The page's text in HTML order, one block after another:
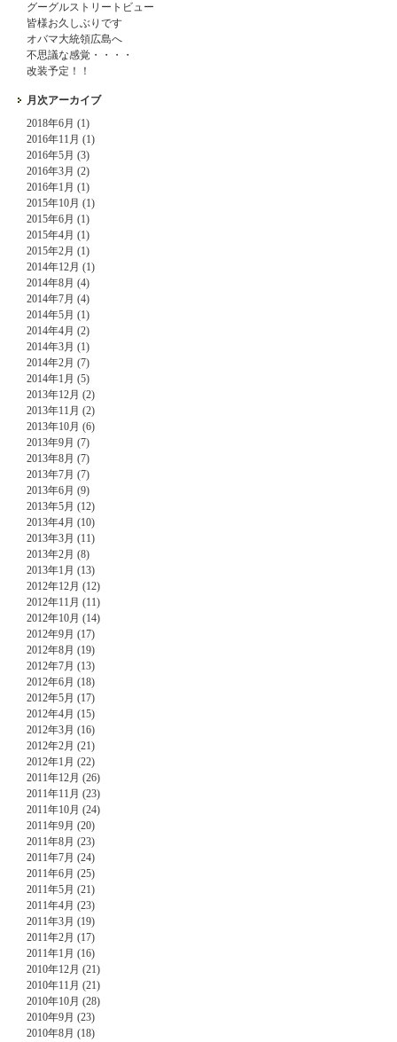
グーグルストリートビュー
皆様お久しぶりです
オバマ大統領広島へ
不思議な感覚・・・・
改装予定！！
月次アーカイブ
2018年6月 (1)
2016年11月 (1)
2016年5月 (3)
2016年3月 (2)
2016年1月 (1)
2015年10月 (1)
2015年6月 (1)
2015年4月 (1)
2015年2月 (1)
2014年12月 (1)
2014年8月 (4)
2014年7月 (4)
2014年5月 (1)
2014年4月 (2)
2014年3月 (1)
2014年2月 (7)
2014年1月 (5)
2013年12月 (2)
2013年11月 (2)
2013年10月 (6)
2013年9月 (7)
2013年8月 (7)
2013年7月 (7)
2013年6月 (9)
2013年5月 (12)
2013年4月 (10)
2013年3月 (11)
2013年2月 (8)
2013年1月 (13)
2012年12月 (12)
2012年11月 (11)
2012年10月 (14)
2012年9月 (17)
2012年8月 (19)
2012年7月 (13)
2012年6月 (18)
2012年5月 (17)
2012年4月 (15)
2012年3月 (16)
2012年2月 (21)
2012年1月 (22)
2011年12月 (26)
2011年11月 (23)
2011年10月 (24)
2011年9月 (20)
2011年8月 (23)
2011年7月 (24)
2011年6月 (25)
2011年5月 (21)
2011年4月 (23)
2011年3月 (19)
2011年2月 (17)
2011年1月 (16)
2010年12月 (21)
2010年11月 (21)
2010年10月 (28)
2010年9月 (23)
2010年8月 (18)